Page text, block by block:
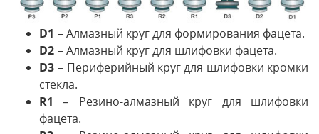
D1 – Алмазный круг для формирования фацета.
D2 – Алмазный круг для шлифовки фацета.
D3 – Периферийный круг для шлифовки кромки
стекла.
R1 – Резино-алмазный круг для шлифовки
фацета.